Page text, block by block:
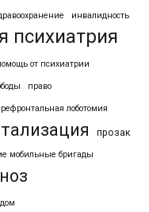
инвалидность
психиатрия
от психиатрии
право
лоботомия
прозак
мобильные бригады